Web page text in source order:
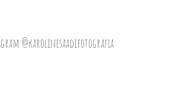
@karolinesaadifotografia